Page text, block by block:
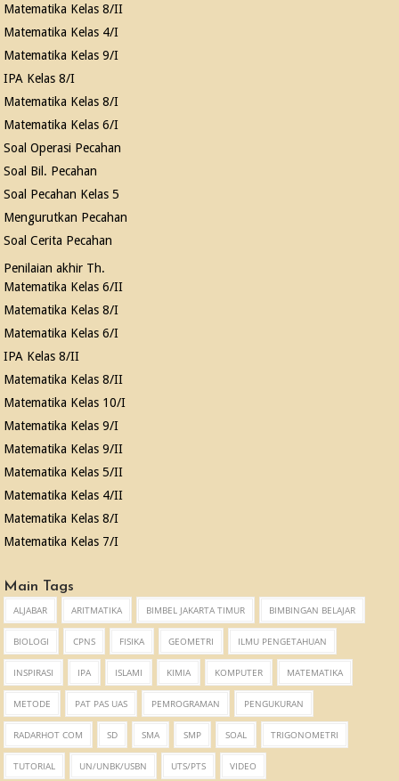
Matematika Kelas 8/II
Matematika Kelas 4/I
Matematika Kelas 9/I
IPA Kelas 8/I
Matematika Kelas 8/I
Matematika Kelas 6/I
Soal Operasi Pecahan
Soal Bil. Pecahan
Soal Pecahan Kelas 5
Mengurutkan Pecahan
Soal Cerita Pecahan
Penilaian akhir Th.
Matematika Kelas 6/II
Matematika Kelas 8/I
Matematika Kelas 6/I
IPA Kelas 8/II
Matematika Kelas 8/II
Matematika Kelas 10/I
Matematika Kelas 9/I
Matematika Kelas 9/II
Matematika Kelas 5/II
Matematika Kelas 4/II
Matematika Kelas 8/I
Matematika Kelas 7/I
Main Tags
ALJABAR ARITMATIKA BIMBEL JAKARTA TIMUR BIMBINGAN BELAJAR
BIOLOGI CPNS FISIKA GEOMETRI ILMU PENGETAHUAN
INSPIRASI IPA ISLAMI KIMIA KOMPUTER MATEMATIKA
METODE PAT PAS UAS PEMROGRAMAN PENGUKURAN
RADARHOT COM SD SMA SMP SOAL TRIGONOMETRI
TUTORIAL UN/UNBK/USBN UTS/PTS VIDEO